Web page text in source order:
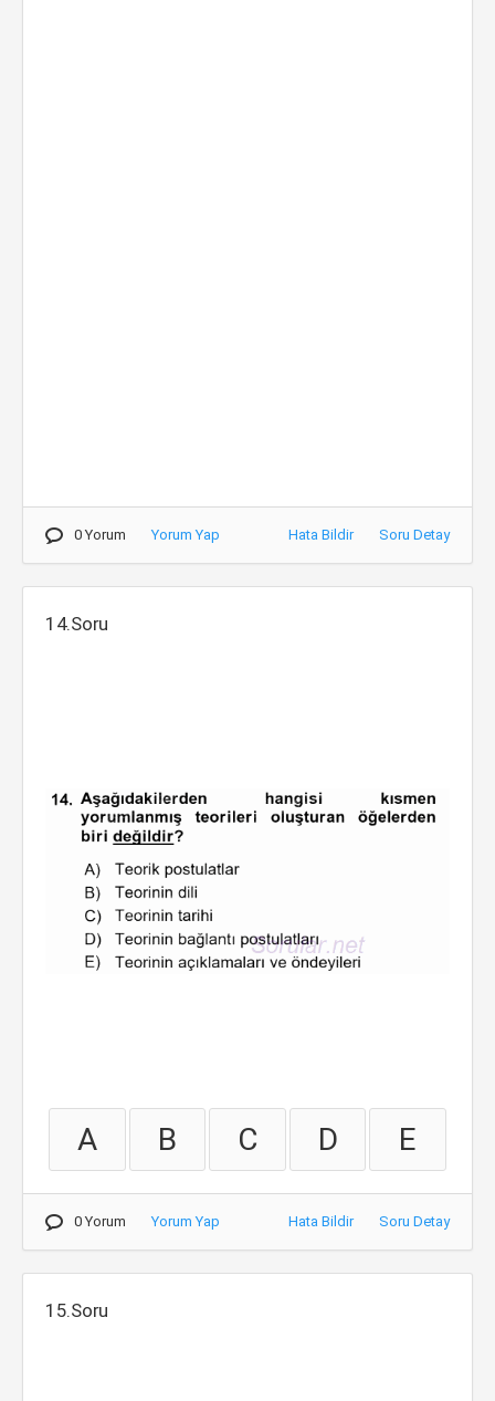
0 Yorum Yorum Yap Hata Bildir Soru Detay
14.Soru
A B C D E
0 Yorum Yorum Yap Hata Bildir Soru Detay
15.Soru